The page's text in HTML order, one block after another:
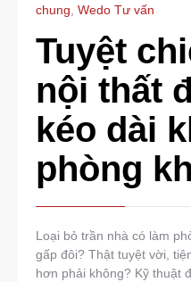
chung Wedo Tư vấn
Tuyệt
nội thất
kéo dài
phòng
Loại bỏ trần nhà có làm
gấp đôi? Thật tuyệt vời,
hơn phải không? Kỹ thuật